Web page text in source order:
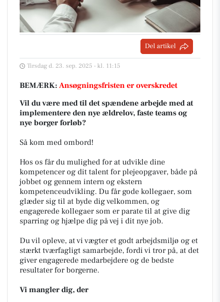
Del artikel
Tirsdag d. 23. sep. 2025 - kl. 11:15
BEMÆRK: Ansøgningsfristen er overskredet
Vil du være med til det spændene arbejde med at
implementere den nye ældrelov, faste teams og
nye borger forløb?
Så kom med ombord!
Hos os får du mulighed for at udvikle dine
kompetencer og dit talent for plejeopgaver, både på
jobbet og gennem intern og ekstern
kompetenceudvikling. Du får gode kollegaer, som
glæder sig til at byde dig velkommen, og
engagerede kollegaer som er parate til at give dig
sparring og hjælpe dig på vej i dit nye job.
Du vil opleve, at vi vægter et godt arbejdsmiljø og et
stærkt tværfagligt samarbejde, fordi vi tror på, at det
giver engagerede medarbejdere og de bedste
resultater for borgerne.
Vi mangler dig, der